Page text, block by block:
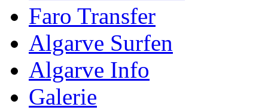
Faro Transfer
Algarve Surfen
Algarve Info
Galerie